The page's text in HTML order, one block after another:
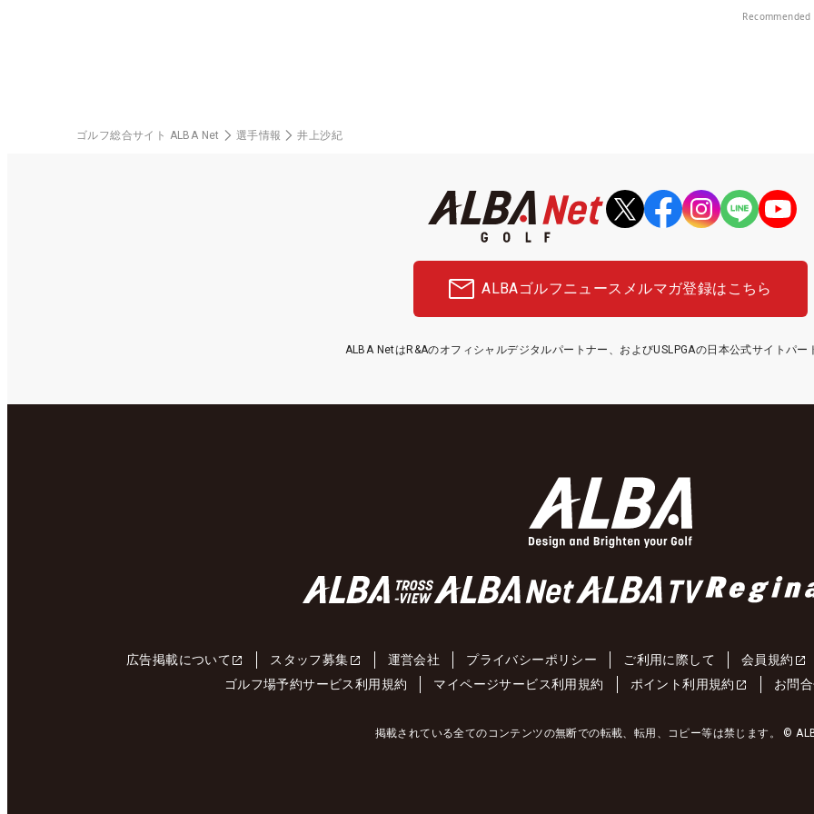
Recommended
ゴルフ総合サイト ALBA Net 選手情報 井上沙紀
ALBAゴルフニュース メルマガ登録はこちら
ALBA NetはR&Aのオフィシャルデジタルパートナー、およびUSLPGAの日本公式サイトパー
広告掲載について スタッフ募集 運営会社 プライバシーポリシー ご利用に際して 会員規約
ゴルフ場予約サービス利用規約
マイページサービス利用規約 ポイント利用規約 お問
掲載されている全てのコンテンツの無断での転載、転用、コピー等は禁じます。 ©